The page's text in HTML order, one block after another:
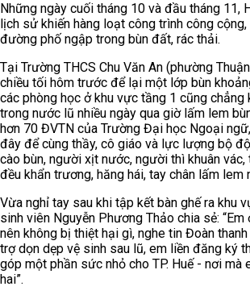
Những ngày cuối tháng 10 và đầu tháng 11,
lịch sử khiến hàng loạt công trình công
đường phố ngập trong bùn đất, rác thải.
Tại Trường THCS Chu Văn An (phường
chiều tối hôm trước để lại một lớp bùn
các phòng học ở khu vực tầng 1 cũng chẳng
trong nước lũ nhiều ngày qua giờ lấm lem
hơn 70 ĐVTN của Trường Đại học Ngoại
đây để cùng thầy, cô giáo và lực lượng bộ
cào bùn, người xịt nước, người thì khuân
đều khẩn trương, hăng hái, tay chân lấm
Vừa nghỉ tay sau khi tập kết bàn ghế ra khu
sinh viên Nguyễn Phương Thảo chia sẻ:
nên không bị thiệt hại gì, nghe tin Đoàn
trợ dọn dẹp vệ sinh sau lũ, em liền đăng ký
góp một phần sức nhỏ cho TP. Huế - nơi mà
hai”.